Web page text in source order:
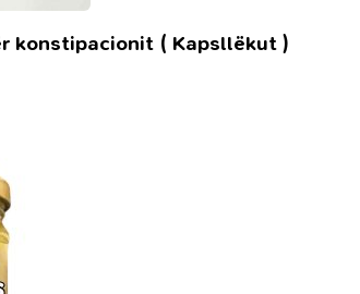
konstipacionit ( Kapsllëkut )